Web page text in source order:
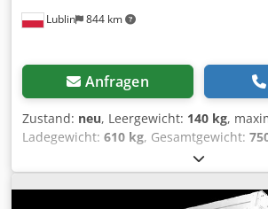
Lublin 844 km
Anfragen
Zustand: neu, Leergewicht: 140 kg,
Ladegewicht: 610 kg, Gesamtgewicht:
, Laderaumlänge:
Laderaumbreite:1.256 mm,
Betriebsgewicht:750 kg, Auto Anhänger